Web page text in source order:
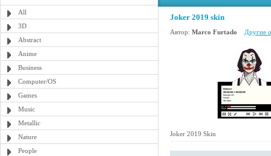
All
3D
Abstract
Anime
Business
Computer/OS
Games
Music
Metallic
Nature
People
Joker 2019 skin
Автор: Marco Furtado Другие
Joker 2019 Skin